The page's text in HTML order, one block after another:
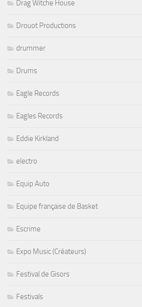
Drag Witche House
Drouot Productions
drummer
Drums
Eagle Records
Eagles Records
Eddie Kirkland
electro
Equip Auto
Equipe française de Basket
Escrime
Expo Music (Créateurs)
Festival de Gisors
Festivals